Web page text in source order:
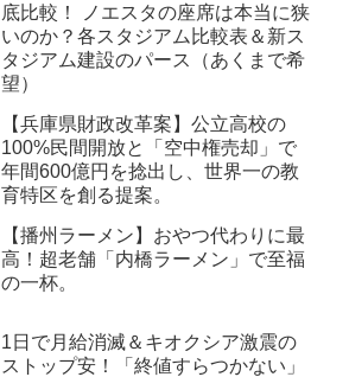
底比較！ ノエスタの座席は本当に狭
いのか？各スタジアム比較表＆新ス
タジアム建設のパース（あくまで希
望）
【兵庫県財政改革案】公立高校の
100%民間開放と「空中権売却」で
年間600億円を捻出し、世界一の教
育特区を創る提案。
【播州ラーメン】おやつ代わりに最
高！超老舗「内橋ラーメン」で至福
の一杯。
1日で月給消滅＆キオクシア激震の
ストップ安！「終値すらつかない」